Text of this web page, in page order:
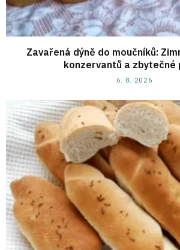
Zavařená dýně do moučníků:
konzervantů a zbytečné
6. 8. 2026